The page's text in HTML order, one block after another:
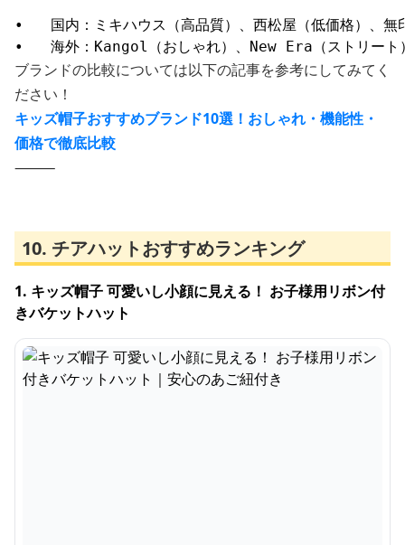
•	国内：ミキハウス（高品質）、西松屋（低価格）、無印良品（シンプル）
ブランドの比較については以下の記事を参考にしてみてく
ださい！
キッズ帽子おすすめブランド10選！おしゃれ・機能性・
価格で徹底比較
⸻
10. チアハットおすすめランキング
1. キッズ帽子 可愛いし小顔に見える！ お子様用リボン付
きバケットハット